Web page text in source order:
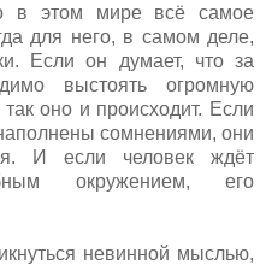
в этом мире всё самое
для него, в самом деле,
Если он думает, что за
выстоять огромную
оно и происходит. Если
сомнениями, они
И если человек ждёт
окружением, его
невинной мыслью,